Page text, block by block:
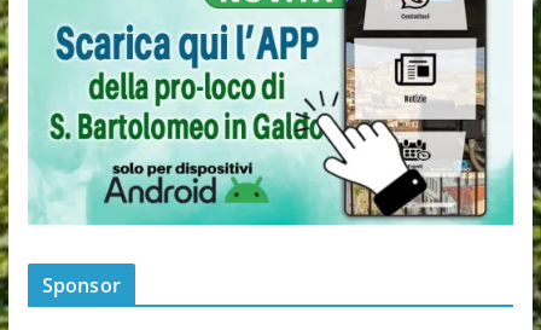
Sponsor